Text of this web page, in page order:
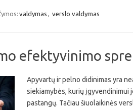
valdymas , verslo valdymas
efektyvinimo
Apyvartų ir pelno didinimas yra
siekiamybės, kurių įgyvendinimui
pastangų. Tačiau šiuolaikinės